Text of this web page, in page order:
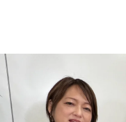
イベント・グッズ
YouTube
会社情報